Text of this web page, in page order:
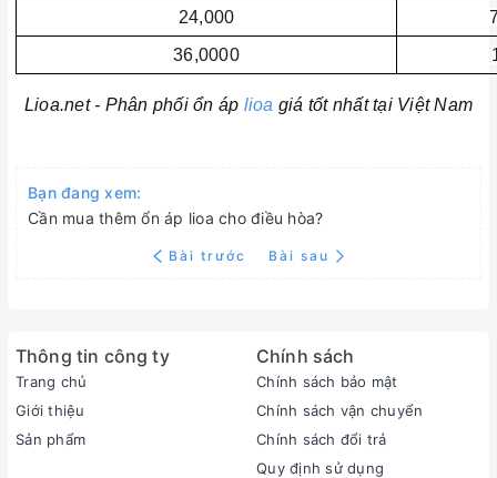
24,000
36,0000
Lioa.net - Phân phối ổn áp lioa giá tốt nhất tại Việt Nam
Bạn đang xem:
Cần mua thêm ổn áp lioa cho điều hòa?
Bài trước Bài sau
Thông tin công ty
Trang chủ
Giới thiệu
Sản phẩm
Chính sách
Chính sách bảo mật
Chính sách vận chuyển
Chính sách đổi trả
Quy định sử dụng